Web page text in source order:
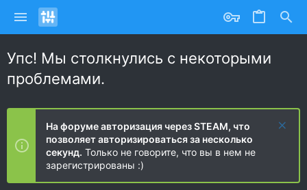
Упс! Мы столкнулись с некоторыми
проблемами.
На форуме авторизация через STEAM, что
позволяет авторизироваться за несколько
секунд. Только не говорите, что вы в нем не
зарегистрированы :)